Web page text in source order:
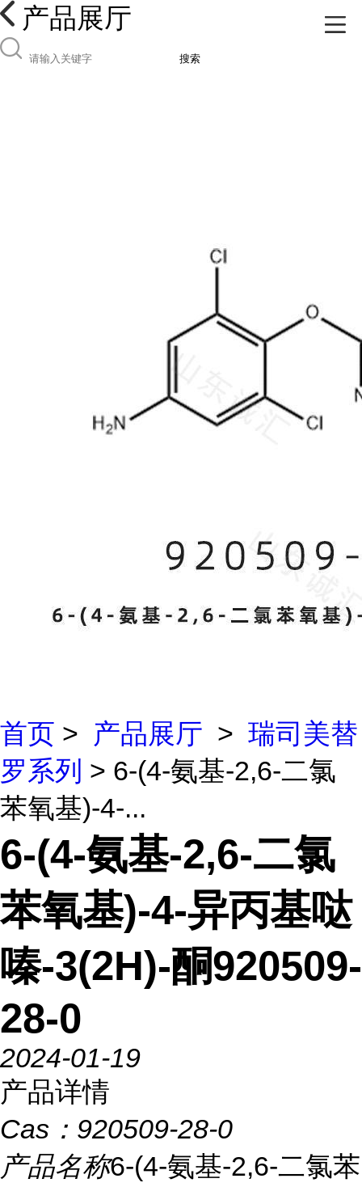
产品展厅
搜索
首页 > 产品展厅 > 瑞司美替
罗系列 > 6-(4-氨基-2,6-二氯
苯氧基)-4-...
6-(4-氨基-2,6-二氯
苯氧基)-4-异丙基哒
嗪-3(2H)-酮920509-
28-0
2024-01-19
产品详情
Cas： 920509-28-0
产品名称6-(4-氨基-2,6-二氯苯